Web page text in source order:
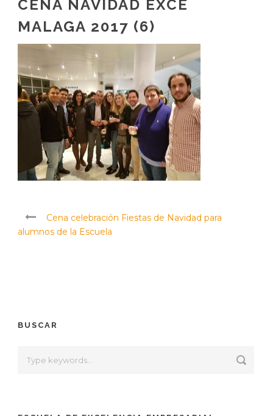
CENA NAVIDAD EXCE
MALAGA 2017 (6)
Cena celebración Fiestas de Navidad para
alumnos de la Escuela
BUSCAR